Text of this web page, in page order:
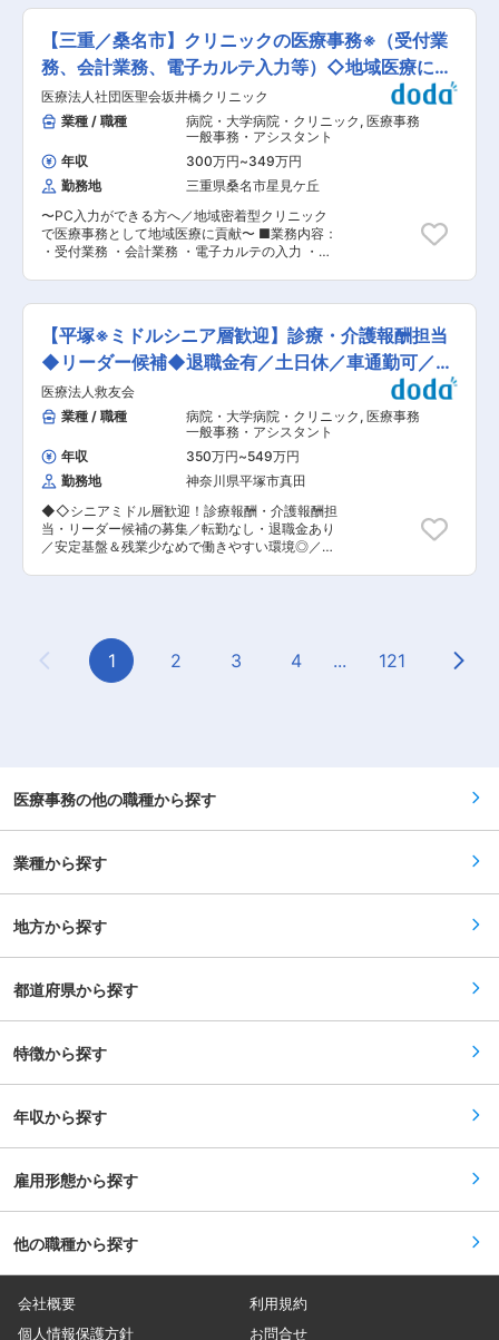
務長やメンバーの育成、資格を取ってカウンセリ
ング業務にあたるなどあなたの希望に応じてさま
ざまなキャリアの道に進むことができます。 ■組
織構成： ・男女問わず幅広い年齢層の社員が活躍
中！ ・クリニックには20〜30名スタッフがお
り、受付は常に6〜7名程在籍しております。落ち
ついていて穏やかな協調性が多いスタッフが多い
です。 ・受付スタッフの9割が未経験からのスタ
ート！ ＜＜先輩社員の前職の一例＞＞ 営業職／
携帯販売員／塾講師／飲食やアパレルの接客販売
／介護職／エステティシャン／ネイリスト／ITエ
ンジニア など ■同クリニックについて： 「マ
ンガでわかる診療内科」でおなじみ首都圏最大級
ます。 同クリニックは、カウンセリングを重視し
た心療内科・精神科です。新宿・渋谷・池袋・上
特徴です。 変更の範囲：会社の定める業務
ど ※専用システム、電子カルテを使用します
(Salesforce、モバカル、WebORCA等) ■入社後
の流れ まずは実務を通してバックオフィス業務を
ご理解いただき、並行して医療保険や介護保険制
度、訪問診療の仕組みを把握いただきます。 将来
的には事務部のマネージャーを目指していただき
ます。 ■将来的にお任せしたい業務 事務職とい
うとサポートのイメージが先行しますが、同院で
は縁の下の力持ちとなり、診療チームを支えると
ても重要なポジションです。毎年昇給の機会があ
り、キャリアアップできる職場環境です。ただ業
務をこなすのではなく、訪問診療の現場を思い描
き、理解して業務を進めることが重要になります
ので、優先順位をつけることや、部門内外含め俯
瞰して業務を把握するスキルを身につけることが
できます。 ■組織構成： 配属先の事務部は総勢
す。 ■働きやすい環境： ・出勤日はシフト制で
決まり、月9日休みです（2月は8日休み）。月1〜
2回ほど土曜・祝日出勤がありますが、他の日に
代休を取っていただきます。また、シフトの組み
換えは相談可能です。 ・残業は月10時間程度
で、プライベートの時間も確保できます。 ・訪問
診療のため、外来の患者様の受付は一切行ってお
らず、コロナ禍でも安心して働いていただけま
す。 変更の範囲：会社の定める業務
【三重／桑名市】クリニックの医療事務※（受付業
務、会計業務、電子カルテ入力等）◇地域医療に貢
献◎
医療法人社団医聖会坂井橋クリニック
業種 / 職種
病院・大学病院・クリニック , 医療事務
一般事務・アシスタント
年収
300万円~349万円
勤務地
三重県桑名市星見ケ丘
〜PC入力ができる方へ／地域密着型クリニック
で医療事務として地域医療に貢献〜 ■業務内容：
・受付業務 ・会計業務 ・電子カルテの入力 ・診
を支え続けてまいりました。小さなお子様からご
高齢の方まで、幅広い年代の方々にご利用いただ
いております。都市部のように多くの診療科がそ
ろった医療環境とは異なり、地域医療においては
一つの診療所が幅広い視点から対応することが求
められます。当院では、専門性を生かしながら、
総合的かつ柔軟なアプローチを大切にし、日々の
診療に取り組んでおります。 ＜診療内容＞ ・生
活習慣病の診療および予防医療 糖尿病専門医・循
環器専門医が、糖尿病・高血圧・脂質異常症・痛
風といった生活習慣病に対し、継続的な管理と治
療を行っております。あわせて、睡眠時無呼吸症
候群の検査・治療や禁煙外来にも対応し、生活習
慣の改善を通じた予防医療にも力を入れていま
す。 ・心臓病の診断・治療 循環器専門医が、心
不全・不整脈・狭心症などの心臓病に対して的確
【平塚※ミドルシニア層歓迎】診療・介護報酬担当
◆リーダー候補◆退職金有／土日休／車通勤可／残
業10h
医療法人救友会
業種 / 職種
病院・大学病院・クリニック , 医療事務
一般事務・アシスタント
年収
350万円~549万円
勤務地
神奈川県平塚市真田
◆◇シニアミドル層歓迎！診療報酬・介護報酬担
当・リーダー候補の募集／転勤なし・退職金あり
／安定基盤＆残業少なめで働きやすい環境◎／年
てご提供している当社にて診療報酬・施設基準担
当事務の担当として従事いただきます。 ※リーダ
ー候補としての採用になります。 ■職務詳細 ※こ
務 施設基準に関わる事務業務 ■組織構成 医療事
務：パート女性4名（40〜60代） ■教育体制 入
社後は基本的にOJTで業務を覚えていただきま
業務を社内で内製化することになった業務のた
しい部署の立ち上げフェーズだからこそ、業務フ
ローの構築や組織づくりにも主体的に関わること
ができます。 また、ご経験を活かしながら、チー
ただければ幸いです。「これまでの経験を活かし
ったりの環境です。 ■当社の福利厚生： ・置き
配型の社食あり！100〜300円で利用できるメニ
ューをご用意しています。 ・クリニック外来の受
変更の範囲：会社の定める業務
Previous Page
1 2 3 4 ... 121
医療事務の他の職種から探す
業種から探す
地方から探す
都道府県から探す
特徴から探す
年収から探す
雇用形態から探す
他の職種から探す
会社概要
利用規約
個人情報保護方針
お問合せ